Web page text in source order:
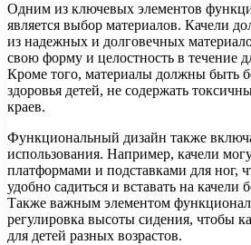
Одним из ключевых элементов
является выбор материалов. Качели
из надежных и долговечных
свою форму и целостность в течение
Кроме того, материалы должны быть
здоровья детей, не содержать
краев.
Функциональный дизайн также
использования. Например, качели
платформами и подставками для ног,
удобно садиться и вставать на
Также важным элементом
регулировка высоты сидения, чтобы
для детей разных возрастов.